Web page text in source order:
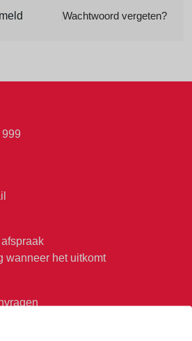
Wachtwoord vergeten?
wanneer het uitkomt